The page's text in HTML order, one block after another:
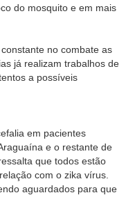
do mosquito e em mais
no combate as
já realizam trabalhos de
a possíveis
em pacientes
e o restante de
que todos estão
com o zika vírus.
aguardados para que